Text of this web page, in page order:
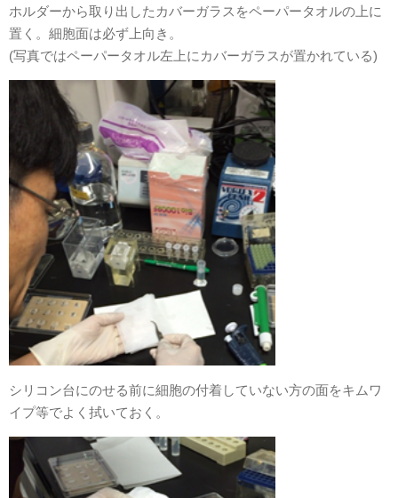
ホルダーから取り出したカバーガラスをペーパータオルの上に
置く。細胞面は必ず上向き。
(写真ではペーパータオル左上にカバーガラスが置かれている)
シリコン台にのせる前に細胞の付着していない方の面をキムワ
イプ等でよく拭いておく。